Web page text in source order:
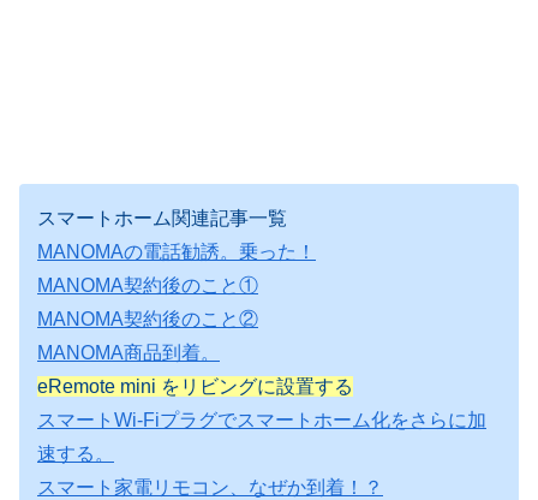
スマートホーム関連記事一覧
MANOMAの電話勧誘。乗った！
MANOMA契約後のこと①
MANOMA契約後のこと②
MANOMA商品到着。
eRemote mini をリビングに設置する
スマートWi-Fiプラグでスマートホーム化をさらに加
速する。
スマート家電リモコン、なぜか到着！？